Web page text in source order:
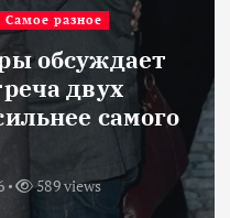
Самое разное
обсуждает
двух
самого
589 views